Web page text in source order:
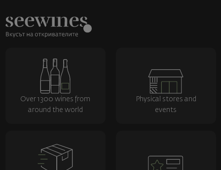
Over 1300 wines from
around the world
Physical stores and
events